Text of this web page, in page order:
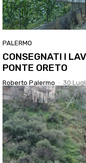
PALERMO
CONSEGNATI I
PONTE ORETO
Roberto Palermo - 30